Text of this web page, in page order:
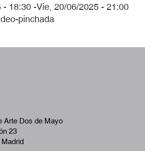
- 18:30 -Vie, 20/06/2025 - 21:00
pinchada
Arte Dos de Mayo
23